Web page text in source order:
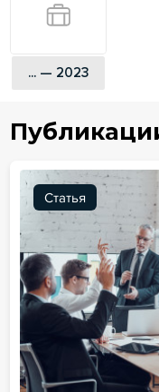
... — 2023
Статья